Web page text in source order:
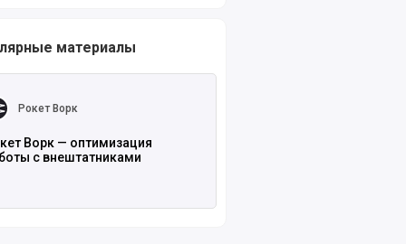
Мегасреде
материалы
Рокет Ворк
Ворк — оптимизация
с внештатниками